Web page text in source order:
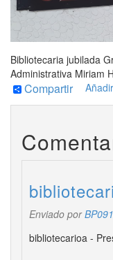
Bibliotecaria jubilada
Administrativa Miriam
Compartir
Enviado por
bibliotecarioa -